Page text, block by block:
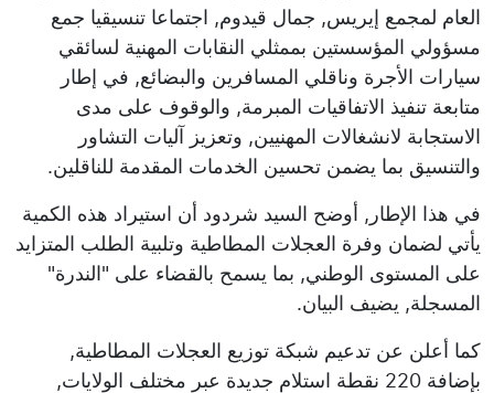
العام لمجمع إيريس, جمال قيدوم, اجتماعا تنسيقيا جمع
مسؤولي المؤسستين بممثلي النقابات المهنية لسائقي
سيارات الأجرة وناقلي المسافرين والبضائع, في إطار
متابعة تنفيذ الاتفاقيات المبرمة, والوقوف على مدى
الاستجابة لانشغالات المهنيين, وتعزيز آليات التشاور
والتنسيق بما يضمن تحسين الخدمات المقدمة للناقلين.
في هذا الإطار, أوضح السيد شردود أن استيراد هذه الكمية
يأتي لضمان وفرة العجلات المطاطية وتلبية الطلب المتزايد
على المستوى الوطني, بما يسمح بالقضاء على "الندرة"
المسجلة, يضيف البيان.
كما أعلن عن تدعيم شبكة توزيع العجلات المطاطية,
بإضافة 220 نقطة استلام جديدة عبر مختلف الولايات,